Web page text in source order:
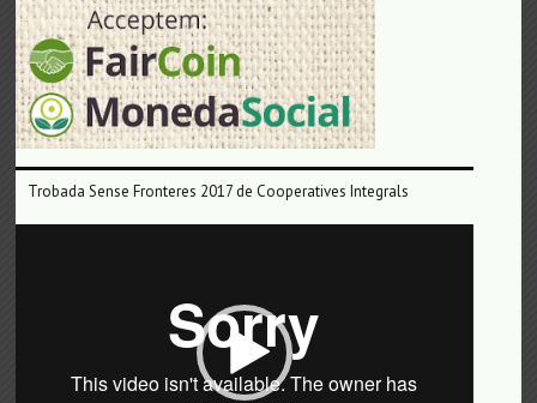
Trobada Sense Fronteres 2017 de Cooperatives Integrals